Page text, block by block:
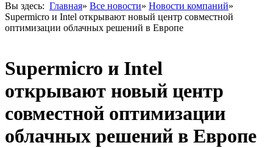
Вы здесь: Главная» Все новости» Новости компаний»
Supermicro и Intel открывают новый центр совместной
оптимизации облачных решений в Европе
Supermicro и Intel
открывают новый центр
совместной оптимизации
облачных решений в Европе